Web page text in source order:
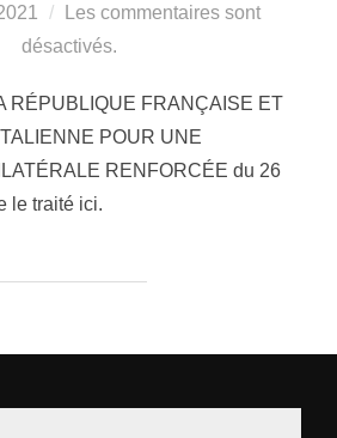
Les commentaires sont
désactivés.
RÉPUBLIQUE FRANÇAISE ET
POUR UNE
RENFORCÉE du 26
le traité ici.